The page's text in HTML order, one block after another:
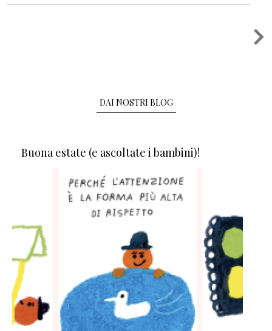
DAI NOSTRI BLOG
Buona estate (e ascoltate i bambini)!